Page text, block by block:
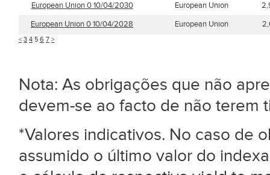
European Union 0 10/04/2030
European Union
European Union 0 10/04/2028
European Union
< 3 4 5 6 7 >
Nota: As obrigações que não
devem-se ao facto de não terem
*Valores indicativos. No caso de
assumido o último valor do